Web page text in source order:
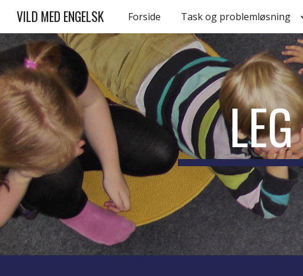
Skip to
VILD MED ENGELSK Forside Task og problemløsning